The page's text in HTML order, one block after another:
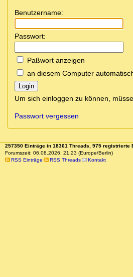
Benutzername:
Passwort:
Paßwort anzeigen
an diesem Computer
Login
Um sich einloggen zu können,
Passwort vergessen
257350 Einträge in 18361 Threads, 975 registrierte
Forumszeit: 06.08.2026, 21:23 (Europe/Berlin)
RSS Einträge
RSS Threads Kontakt